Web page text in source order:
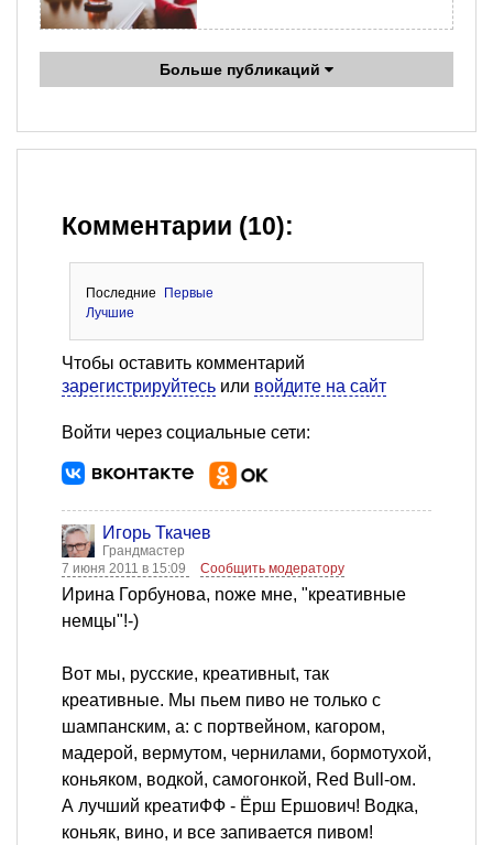
Больше публикаций
Комментарии (10):
Последние
Первые
Лучшие
Чтобы оставить комментарий
зарегистрируйтесь или войдите на сайт
Войти через социальные сети:
Игорь Ткачев
Грандмастер
7 июня 2011 в 15:09
Сообщить модератору
Ирина Горбунова, nоже мне, "креативные
немцы"!-)
Вот мы, русские, креативныt, так
креативные. Мы пьем пиво не только с
шампанским, а: с портвейном, кагором,
мадерой, вермутом, чернилами, бормотухой,
коньяком, водкой, самогонкой, Red Bull-ом.
А лучший креатиФФ - Ёрш Ершович! Водка,
коньяк, вино, и все запивается пивом!